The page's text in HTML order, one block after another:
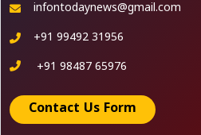
infontodaynews@gmail.com
+91 99492 31956
+91 98487 65976
Contact Us Form